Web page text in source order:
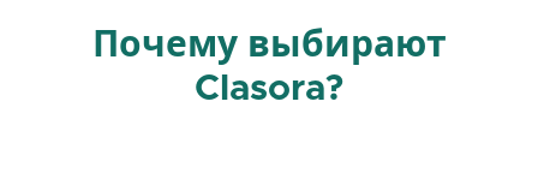
Почему выбирают
Clasora?